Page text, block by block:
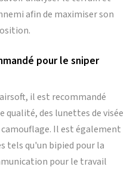
afin de maximiser son
pour le sniper
il est recommandé
qualité, des lunettes de visée
Il est également
tels qu'un bipied pour la
pour le travail